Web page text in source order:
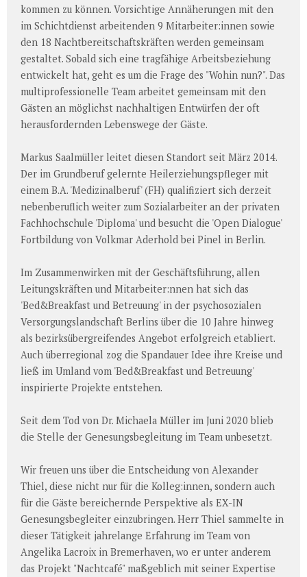
kommen zu können. Vorsichtige Annäherungen mit den
im Schichtdienst arbeitenden 9 Mitarbeiter:innen sowie
den 18 Nachtbereitschaftskräften werden gemeinsam
gestaltet. Sobald sich eine tragfähige Arbeitsbeziehung
entwickelt hat, geht es um die Frage des "Wohin nun?". Das
multiprofessionelle Team arbeitet gemeinsam mit den
Gästen an möglichst nachhaltigen Entwürfen der oft
herausfordernden Lebenswege der Gäste.
Markus Saalmüller leitet diesen Standort seit März 2014.
Der im Grundberuf gelernte Heilerziehungspfleger mit
einem B.A. 'Medizinalberuf' (FH) qualifiziert sich derzeit
nebenberuflich weiter zum Sozialarbeiter an der privaten
Fachhochschule 'Diploma' und besucht die 'Open Dialogue'
Fortbildung von Volkmar Aderhold bei Pinel in Berlin.
Im Zusammenwirken mit der Geschäftsführung, allen
Leitungskräften und Mitarbeiter:nnen hat sich das
'Bed&Breakfast und Betreuung' in der psychosozialen
Versorgungslandschaft Berlins über die 10 Jahre hinweg
als bezirksübergreifendes Angebot erfolgreich etabliert.
Auch überregional zog die Spandauer Idee ihre Kreise und
ließ im Umland vom 'Bed&Breakfast und Betreuung'
inspirierte Projekte entstehen.
Seit dem Tod von Dr. Michaela Müller im Juni 2020 blieb
die Stelle der Genesungsbegleitung im Team unbesetzt.
Wir freuen uns über die Entscheidung von Alexander
Thiel, diese nicht nur für die Kolleg:innen, sondern auch
für die Gäste bereichernde Perspektive als EX-IN
Genesungsbegleiter einzubringen. Herr Thiel sammelte in
dieser Tätigkeit jahrelange Erfahrung im Team von
Angelika Lacroix in Bremerhaven, wo er unter anderem
das Projekt "Nachtcafé" maßgeblich mit seiner Expertise